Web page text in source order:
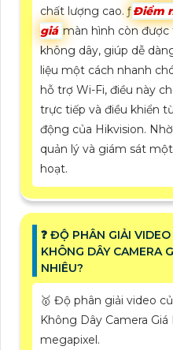
chất lượng cao. ƒĐiểm
giá màn hình còn
không dây, giúp dễ
liệu một cách nhanh
hỗ trợ Wi-Fi, điều này
trực tiếp và điều khiển
động của Hikvision.
quản lý và giám sát
hoạt.
️❓ ĐỘ PHÂN GIẢI
KHÔNG DÂY CAMERA
NHIÊU?
🥇 Độ phân giải video
Không Dây Camera Giá
megapixel.